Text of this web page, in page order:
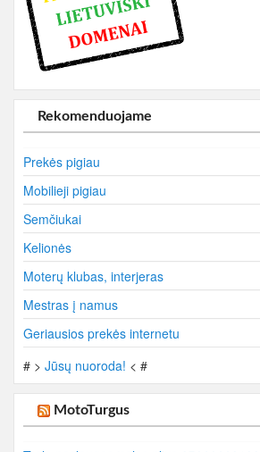
Rekomenduojame
Prekės pigiau
Mobilieji pigiau
Semčiukai
Kelionės
Moterų klubas, interjeras
Mestras į namus
Geriausios prekės internetu
# > Jūsų nuoroda! < #
MotoTurgus